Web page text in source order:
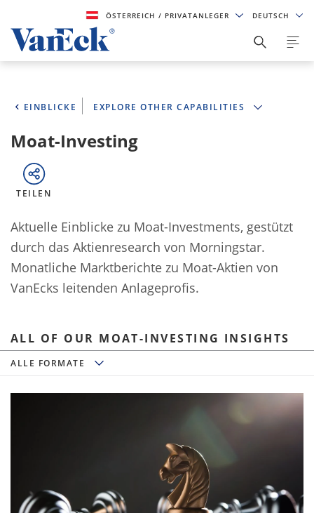
ÖSTERREICH/ PRIVATANLEGER DEUTSCH
EINBLICKE EXPLORE OTHER CAPABILITIES
Moat-Investing
TEILEN
Aktuelle Einblicke zu Moat-Investments, gestützt
durch das Aktienresearch von Morningstar.
Monatliche Marktberichte zu Moat-Aktien von
VanEcks leitenden Anlageprofis.
ALL OF OUR MOAT-INVESTING INSIGHTS
Alle Formate
ALLE FORMATE